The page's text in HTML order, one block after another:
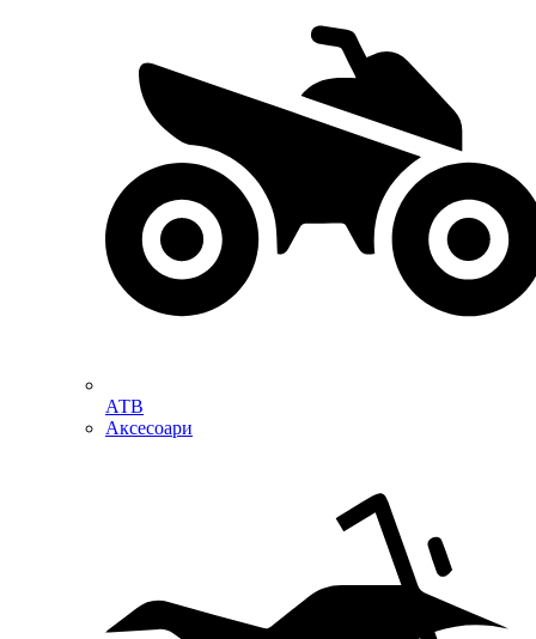
АТВ
Аксесоари